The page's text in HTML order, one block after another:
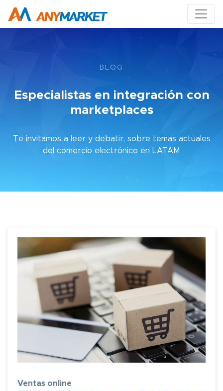
BLOG
Especialistas en integración con
marketplaces
Te invitamos a leer y debatir, sobre temas actuales
del comercio electrónico en LATAM
Ventas online